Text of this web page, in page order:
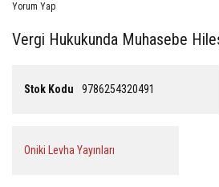
Yorum Yap
Vergi Hukukunda Muhasebe
Stok Kodu 9786254320491
Oniki Levha Yayınları